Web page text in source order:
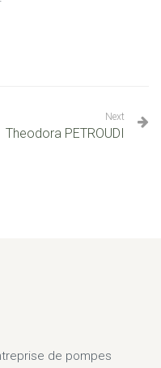
Next
Theodora PETROUDI
de pompes